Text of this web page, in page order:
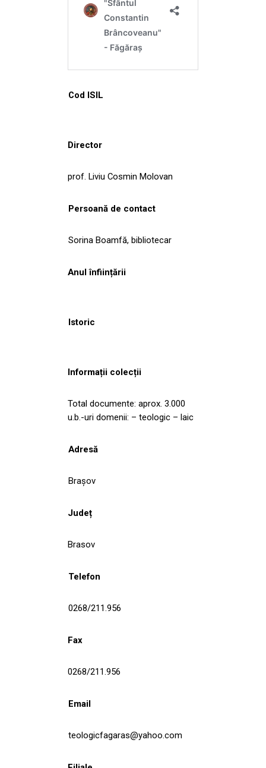
Cod ISIL
Director
prof. Liviu Cosmin Molovan
Persoană de contact
Sorina Boamfă, bibliotecar
Anul înființării
Istoric
Informații colecții
Total documente: aprox. 3.000
u.b.-uri domenii: – teologic – laic
Adresă
Brașov
Județ
Brasov
Telefon
0268/211.956
Fax
0268/211.956
Email
teologicfagaras@yahoo.com